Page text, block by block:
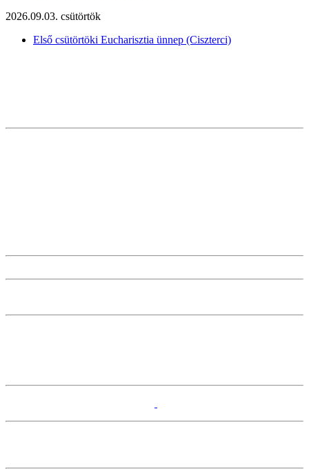
2026.09.03. csütörtök
Első csütörtöki Eucharisztia ünnep (Ciszterci)